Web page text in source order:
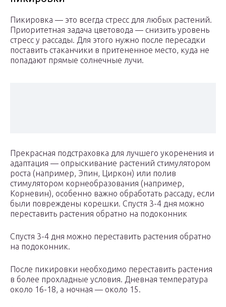
Пикировка — это всегда стресс для любых растений.
Приоритетная задача цветовода — снизить уровень
стресс у рассады. Для этого нужно после пересадки
поставить стаканчики в притененное место, куда не
попадают прямые солнечные лучи.
Прекрасная подстраховка для лучшего укоренения и
адаптация — опрыскивание растений стимулятором
роста (например, Эпин, Циркон) или полив
стимулятором корнеобразования (например,
Корневин), особенно важно обработать рассаду, если
были повреждены корешки. Спустя 3-4 дня можно
переставить растения обратно на подоконник
Спустя 3-4 дня можно переставить растения обратно
на подоконник.
После пикировки необходимо переставить растения
в более прохладные условия. Дневная температура
около 16-18, а ночная — около 15.